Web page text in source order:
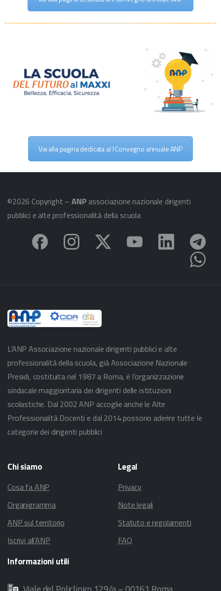
Vai alla pagina dedicata al I Convegno annuale ANP
©2026 Copyright –ANP associazione nazionale dirigenti
pubblici e alte professionalità della scuola
L’ANP Associazione nazionale dirigenti pubblici e alte
professionalità della scuola, già Associazione Nazionale
Presidi, costituita nel 1987 a Roma, è l’organizzazione
sindacale maggioritaria dei dirigenti delle istituzioni
scolastiche. Dal 2002 ANP accoglie anche le Alte
Professionalità Docenti e dal 2014 possono aderire tutte le
categorie dei dirigenti pubblici
Chisiamo
Cosa fa ANP
Organigramma
ANP sul territorio
Iscrivi all’ANP
Legal
Privacy
Note legali
Statuto e regolamenti
FAQ
Informazioniutili